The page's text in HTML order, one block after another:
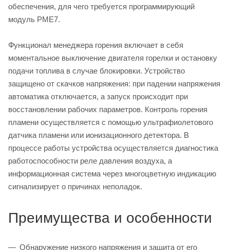
обеспечения, для чего требуется программирующий
модуль PME7.
Функционал менеджера горения включает в себя
моментальное выключение двигателя горелки и остановку
подачи топлива в случае блокировки. Устройство
защищено от скачков напряжения: при падении напряжения
автоматика отключается, а запуск происходит при
восстановлении рабочих параметров. Контроль горения
пламени осуществляется с помощью ультрафиолетового
датчика пламени или ионизационного детектора. В
процессе работы устройства осуществляется диагностика
работоспособности реле давления воздуха, а
информационная система через многоцветную индикацию
сигнализирует о причинах неполадок.
Преимущества и особенности
Обнаружение низкого напряжения и защита от его